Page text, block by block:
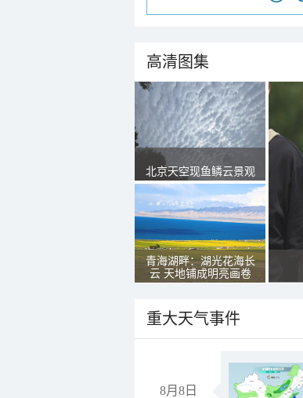
高清图集
北京天空现鱼鳞云景观
青海湖畔：湖光花海长
云 天地铺成明亮画卷
重大天气事件
8月8日